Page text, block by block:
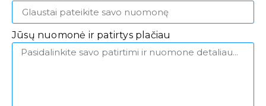
Jūsų nuomonė ir patirtys plačiau